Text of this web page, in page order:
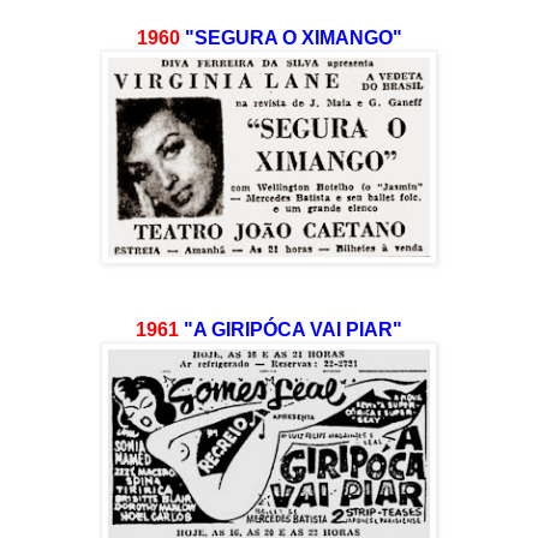
1960"SEGURA O XIMANGO"
1961 "A GIRIPÓCA VAI PIAR"